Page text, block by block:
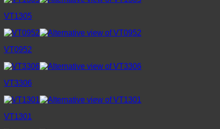
VT1305
VT0952
VT3306
VT1301